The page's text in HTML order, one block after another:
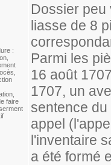
:
faire
Dossier peu
liasse de 8
Parmi les
16 août
1707, un
sentence
appel
l'inventaire
a été formé